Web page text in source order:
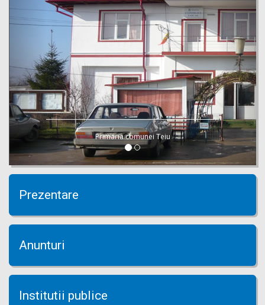
Primaria comunei Teiu
Prezentare
Anunturi
Institutii publice